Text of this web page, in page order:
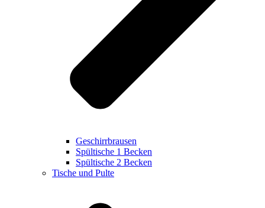
Geschirrbrausen
Spültische 1 Becken
Spültische 2 Becken
Tische und Pulte